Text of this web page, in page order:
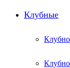
Клубные